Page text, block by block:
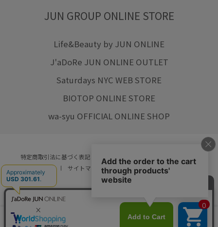
JUN GROUP ONLINE STORE
Life&Beauty by JUN ONLINE
J'aDoRe JUN ONLINE OUTLET
Saturdays NYC WEB STORE
BIOTOP ONLINE STORE
wa-syu OFFICIAL ONLINE SHOP
特定商取引法に基づく表記 プライバシーポリシー
会社概要
ご利用規約
サイトマップ リクルート ご利用ガイド
© JUN CO.,LTD. ALL RIGHTS RESERVED.
店舗在庫
カートに入れる